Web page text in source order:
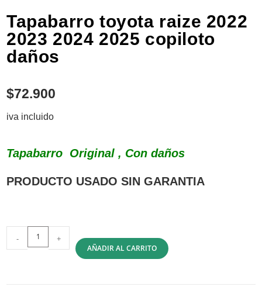
Tapabarro toyota raize 2022
2023 2024 2025 copiloto
daños
$72.900
iva incluido
Tapabarro Original , Con daños
PRODUCTO USADO SIN GARANTIA
- +
AÑADIR AL CARRITO